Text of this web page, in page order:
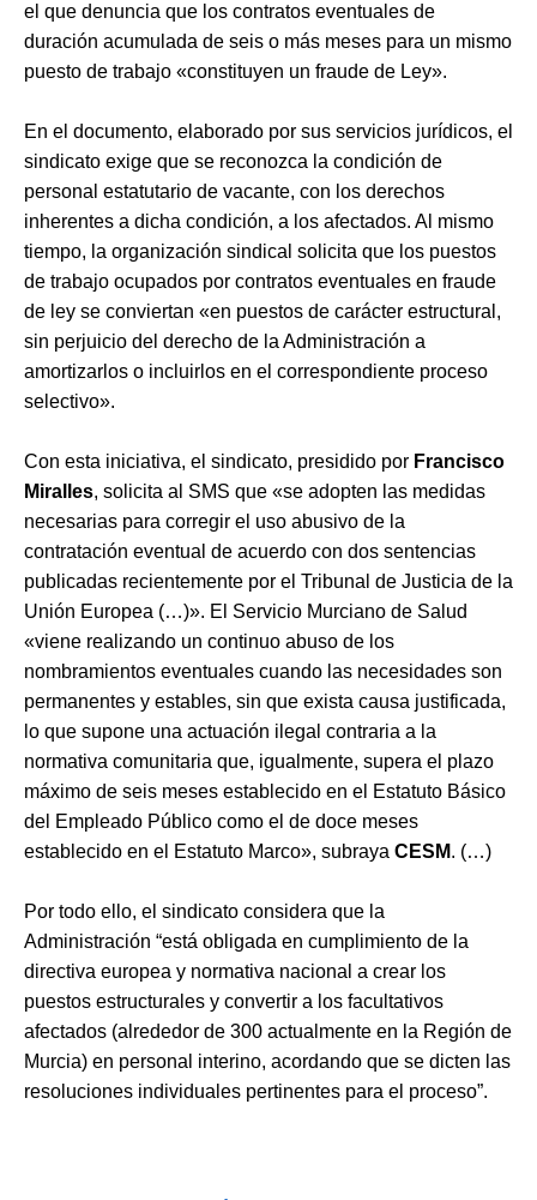
el que denuncia que los contratos eventuales de
duración acumulada de seis o más meses para un mismo
puesto de trabajo «constituyen un fraude de Ley».
En el documento, elaborado por sus servicios jurídicos, el
sindicato exige que se reconozca la condición de
personal estatutario de vacante, con los derechos
inherentes a dicha condición, a los afectados. Al mismo
tiempo, la organización sindical solicita que los puestos
de trabajo ocupados por contratos eventuales en fraude
de ley se conviertan «en puestos de carácter estructural,
sin perjuicio del derecho de la Administración a
amortizarlos o incluirlos en el correspondiente proceso
selectivo».
Con esta iniciativa, el sindicato, presidido por Francisco
Miralles, solicita al SMS que «se adopten las medidas
necesarias para corregir el uso abusivo de la
contratación eventual de acuerdo con dos sentencias
publicadas recientemente por el Tribunal de Justicia de la
Unión Europea (…)». El Servicio Murciano de Salud
«viene realizando un continuo abuso de los
nombramientos eventuales cuando las necesidades son
permanentes y estables, sin que exista causa justificada,
lo que supone una actuación ilegal contraria a la
normativa comunitaria que, igualmente, supera el plazo
máximo de seis meses establecido en el Estatuto Básico
del Empleado Público como el de doce meses
establecido en el Estatuto Marco», subraya CESM. (…)
Por todo ello, el sindicato considera que la
Administración “está obligada en cumplimiento de la
directiva europea y normativa nacional a crear los
puestos estructurales y convertir a los facultativos
afectados (alrededor de 300 actualmente en la Región de
Murcia) en personal interino, acordando que se dicten las
resoluciones individuales pertinentes para el proceso”.